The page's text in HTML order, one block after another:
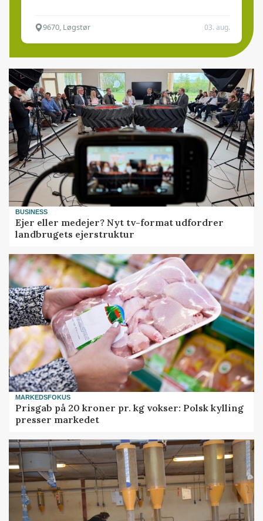
9670, Løgstør 03. aug.
BUSINESS
Ejer eller medejer? Nyt tv-format udfordrer
landbrugets ejerstruktur
MARKEDSFOKUS
Prisgab på 20 kroner pr. kg vokser: Polsk kylling
presser markedet